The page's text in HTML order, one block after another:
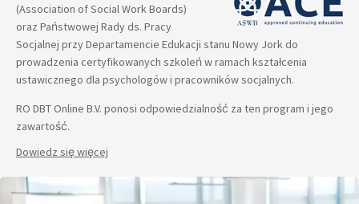
(Association of Social Work Boards)
oraz Państwowej Rady ds. Pracy
Socjalnej przy Departamencie Edukacji stanu Nowy Jork do
prowadzenia certyfikowanych szkoleń w ramach kształcenia
ustawicznego dla psychologów i pracowników socjalnych.
RO DBT Online B.V. ponosi odpowiedzialność za ten program i jego
zawartość.
Dowiedz się więcej